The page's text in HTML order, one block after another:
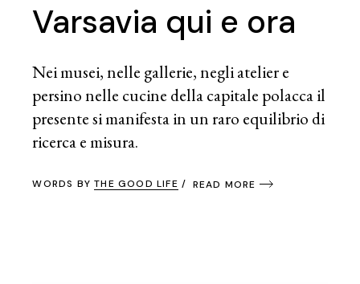
Varsavia qui e ora
Nei musei, nelle gallerie, negli atelier e
persino nelle cucine della capitale polacca il
presente si manifesta in un raro equilibrio di
ricerca e misura.
WORDS BYTHE GOOD LIFE READ MORE